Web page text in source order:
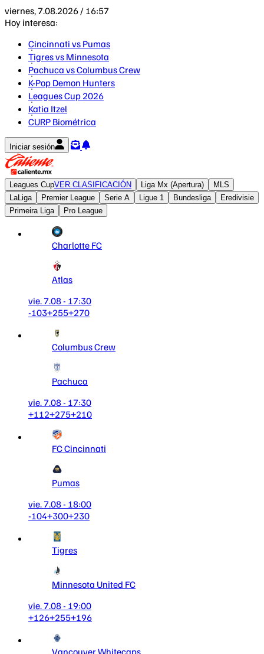
viernes, 7.08.2026 / 16:57
Hoy interesa:
Cincinnati vs Pumas
Tigres vs Minnesota
Pachuca vs Columbus Crew
K-Pop Demon Hunters
Leagues Cup 2026
Katia Itzel
CURP Biométrica
Iniciar sesión
Leagues CupVER CLASIFICACIÓN Liga Mx (Apertura)
MLS
LaLiga
Premier League Serie A Ligue 1 Bundesliga
Eredivisie
Primeira Liga
Pro League
Charlotte FC
Atlas
vie. 7.08 - 17:30
-103+255+270
Columbus Crew
Pachuca
vie. 7.08 - 17:30
+112+275+210
FC Cincinnati
Pumas
vie. 7.08 - 18:00
-104+300+230
Tigres
Minnesota United FC
vie. 7.08 - 19:00
+126+255+196
Vancouver Whitecaps